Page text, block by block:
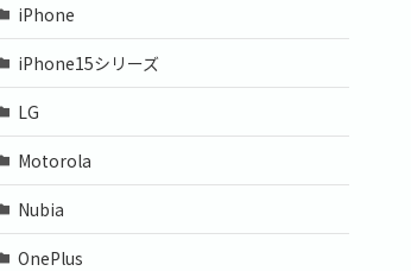
iPhone
iPhone15シリーズ
LG
Motorola
Nubia
OnePlus